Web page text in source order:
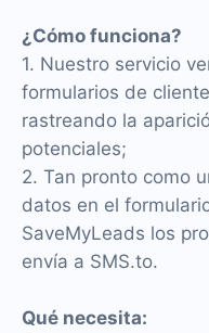
¿Cómo funciona?
1. Nuestro servicio
formularios de
rastreando la
potenciales;
2. Tan pronto como
datos en el
SaveMyLeads los
envía a SMS.to.
Qué necesita: